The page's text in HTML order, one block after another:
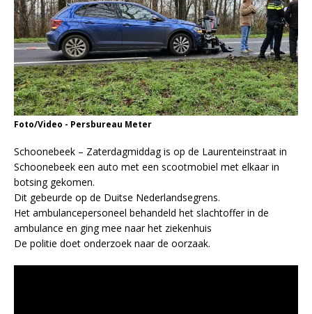
Foto/Video - Persbureau Meter
Schoonebeek – Zaterdagmiddag is op de Laurenteinstraat in
Schoonebeek een auto met een scootmobiel met elkaar in
botsing gekomen.
Dit gebeurde op de Duitse Nederlandsegrens.
Het ambulancepersoneel behandeld het slachtoffer in de
ambulance en ging mee naar het ziekenhuis
De politie doet onderzoek naar de oorzaak.